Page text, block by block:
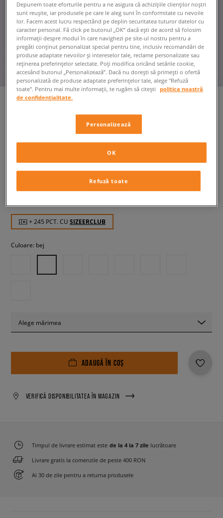
244,99 RON cu TVA
reducere)
+ 245 PCT. CU SIZEERCLUB
Culoare: bej
Alege mărimea
ADAUGĂ ÎN COȘ
VERIFICĂ DISPONIBILITATEA ÎN MAGAZIN
Timpul de livrare estimat este de la 4 la 7 zile lucrătoare
Livrare gratis la comenzile de peste 400 RON
Ai 30 de zile pentru a returna produsele
Depunem toate eforturile pentru a ne asigura că achizițiile clienților noștri
sunt reușite, iar produsele pe care le aleg sunt în conformitate cu nevoile
lor. Facem acest lucru respectând pe deplin securitatea tuturor datelor cu
caracter personal. Fă click pe butonul „OK” dacă ești de acord să folosim
informații despre modul în care navighezi pe site-ul nostru pentru a
pregăti conținut personalizat special pentru tine, inclusiv recomandări de
produse adaptate nevoilor și intereselor tale, reclame personalizate sau
reținerea preferințelor selectate. Poți modifica oricând setările cookie,
accesând butonul „Personalizează”. Dacă nu dorești să primești o ofertă
personalizată de produse adaptate preferințelor tale, alege "Refuză
toate". Pentru mai multe informații, te rugăm să citești
politica noastră
de confidențialitate.
Personalizează
Refuză toate
OK